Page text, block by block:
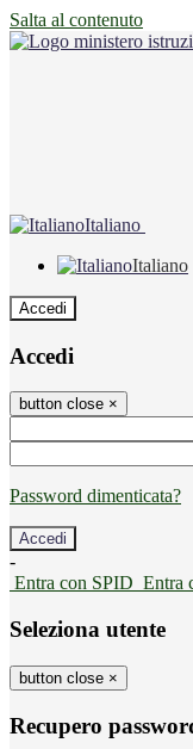
Salta al contenuto
Italiano
Italiano
Accedi
Accedi
button close ×
Password dimenticata?
-
Entra con SPID Entra
Seleziona utente
button close ×
Recupero